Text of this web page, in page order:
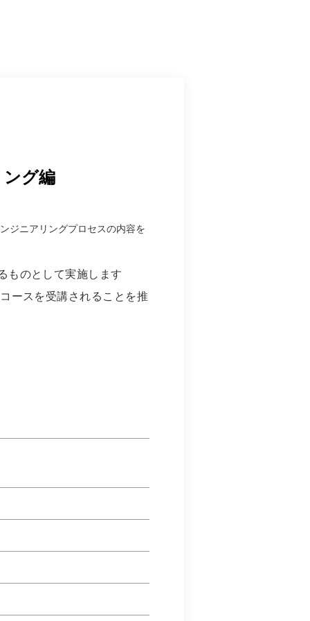
グ編
ジニアリングプロセスの内容を
ものとして実施します
ースを受講されることを推